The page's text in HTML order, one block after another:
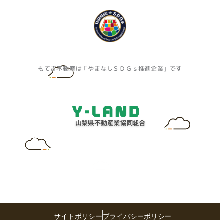
もてぎ不動産は「やまなしＳＤＧｓ推進企業」です
サイトポリシープライバシーポリシー